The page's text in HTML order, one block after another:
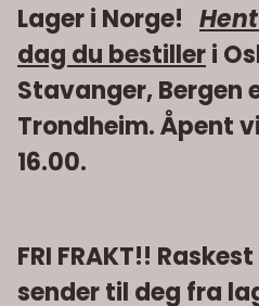
med USB tilkobling Kraftig LED lykt med 3-innstillinger.
Spesifikasjoner • Batteri: 12000 mAh lithium (3.7V, 44.4Wh) •
Startkapasitet: 600A - Peak:
12V-utgang, (12V-16V/5A) •
lys med 3 innstillinger • Mål: 175 x
Driftstemperatur: -20°C til 60°C •
inkludert • Smartkabel til nødstart • Multi-ladekabel med
USB-C, Micro-USB og Lightning.
ladekabel med 230V og 12V-
Oppbevaringsetui Link: Lithium Power Booster_brosjyre rnrn
Lager i Norge!
dag du bestilleri
Stavanger, Bergen
Trondheim. Åpent
16.00.
FRI FRAKT!!
sender til deg fra